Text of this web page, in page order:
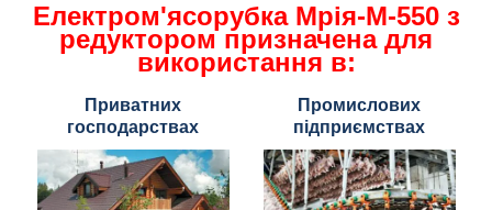
Електром'ясорубка Мрія-М-550 з
редуктором призначена для
використання в:
Приватних
господарствах
Промислових
підприємствах